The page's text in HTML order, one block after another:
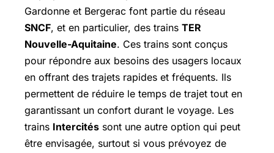
Gardonne et Bergerac font partie du réseau
SNCF, et en particulier, des trains TER
Nouvelle-Aquitaine. Ces trains sont conçus
pour répondre aux besoins des usagers locaux
en offrant des trajets rapides et fréquents. Ils
permettent de réduire le temps de trajet tout en
garantissant un confort durant le voyage. Les
trains Intercités sont une autre option qui peut
être envisagée, surtout si vous prévoyez de